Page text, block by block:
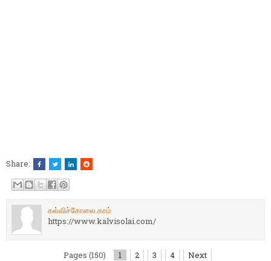
Share:
கல்விச்சோலை.காம்
https://www.kalvisolai.com/
Pages (150) 1 2 3 4 Next